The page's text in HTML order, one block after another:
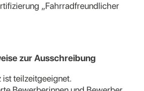
„Fahrradfreundlicher
zur Ausschreibung
teilzeitgeeignet.